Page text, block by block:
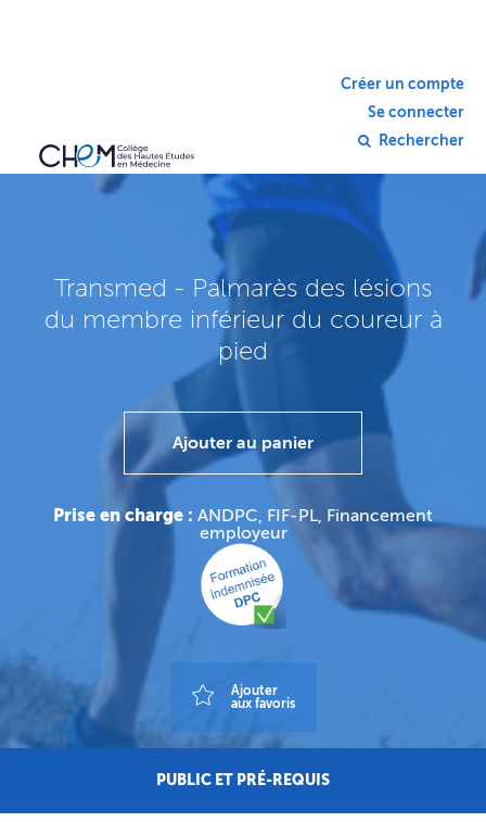
Créer un compte
Se connecter
Rechercher
Transmed - Palmarès des lésions
du membre inférieur du coureur à
pied
Ajouter au panier
Prise en charge : ANDPC, FIF-PL, Financement
employeur
Ajouter
aux favoris
PUBLIC ET PRÉ-REQUIS